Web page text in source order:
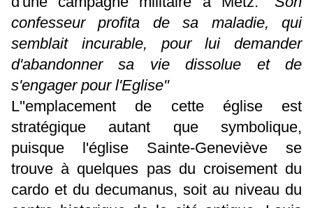
confesseur profita de sa maladie, qui
semblait incurable, pour lui demander
d'abandonner sa vie dissolue et de
s'engager pour l'Eglise"
L''emplacement de cette église est
stratégique autant que symbolique,
puisque l'église Sainte-Geneviève se
trouve à quelques pas du croisement du
cardo et du decumanus, soit au niveau du